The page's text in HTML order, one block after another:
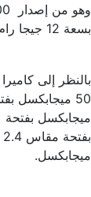
بسعة 12 جيجا رام مع ذاكرة داخلية بحجم 256 جيجا بايت.
بالنظر إلى
ميجابكسل.